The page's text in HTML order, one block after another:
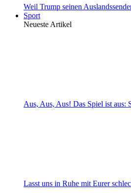
Weil Trump seinen
Sport
Neueste Artikel
Aus, Aus, Aus! Das Spiel ist aus:
Lasst uns in Ruhe mit Eurer